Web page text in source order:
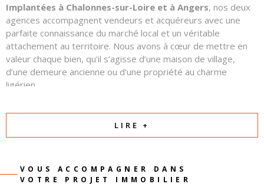
Implantées à Chalonnes-sur-Loire et à Angers, nos deux
agences accompagnent vendeurs et acquéreurs avec une
parfaite connaissance du marché local et un véritable
attachement au territoire. Nous avons à cœur de mettre en
valeur chaque bien, qu’il s’agisse d’une maison de village,
d’une demeure ancienne ou d’une propriété au charme
ligérien.
Autour d’eux, une équipe commerciale professionnelle et
attentive œuvre chaque jour avec sérieux, transparence et
confiance. Notre priorité est de comprendre votre projet et
LIRE +
VOUS ACCOMPAGNER DANS
VOTRE PROJET IMMOBILIER